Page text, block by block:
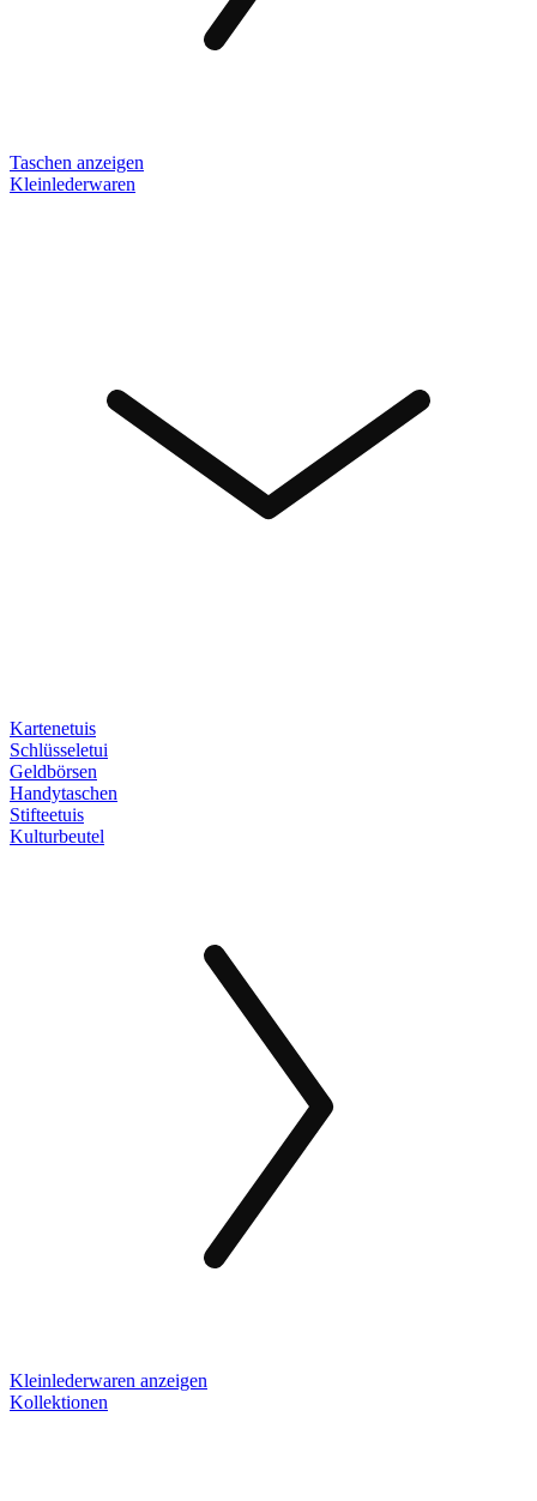
Taschen anzeigen
Kleinlederwaren
Kartenetuis
Schlüsseletui
Geldbörsen
Handytaschen
Stifteetuis
Kulturbeutel
Kleinlederwaren anzeigen
Kollektionen